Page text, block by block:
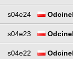
s04e24
s04e23
s04e22